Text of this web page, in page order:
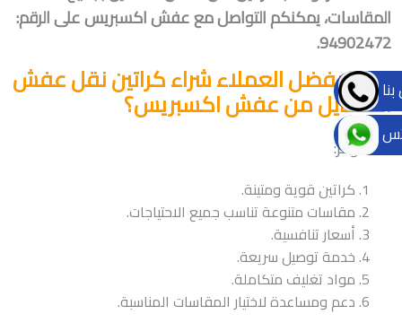
المقاسات، يمكنكم التواصل مع عفش اكسبريس على الرقم:
94902472.
لماذا يفضل العملاء شراء كراتين نقل عفش
المسايل من عفش اكسبريس؟
لأننا نوفر:
كراتين قوية ومتينة.
مقاسات متنوعة تناسب جميع الاحتياجات.
أسعار تنافسية.
خدمة توصيل سريعة.
مواد تغليف متكاملة.
دعم ومساعدة لاختيار المقاسات المناسبة.